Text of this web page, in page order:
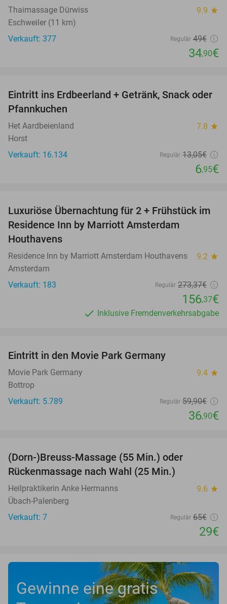
Thaimassage Dürwiss 9.9 star
Eschweiler (11 km)
Verkauft: 377
Regulär 49€
34,90€
47%
Eintritt ins Erdbeerland + Getränk, Snack oder
Pfannkuchen
Het Aardbeienland 7.8 star
Horst
Verkauft: 16.134
Regulär 13,05€
6,95€
43%
Luxuriöse Übernachtung für 2 + Frühstück im
Residence Inn by Marriott Amsterdam
Houthavens
Residence Inn by Marriott Amsterdam Houthavens 9.2 star
Amsterdam
Verkauft: 183
Regulär 273,37€
156,37€
Inklusive Fremdenverkehrsabgabe
Eintritt in den Movie Park Germany
Movie Park Germany 9.4 star
Bottrop
Verkauft: 5.789
Regulär 59,90€
36,90€
(Dorn-)Breuss-Massage (55 Min.) oder
Rückenmassage nach Wahl (25 Min.)
Heilpraktikerin Anke Hermanns 9.6 star
Übach-Palenberg
Verkauft: 7
Regulär 65€
29€
Gewinne eine gratis